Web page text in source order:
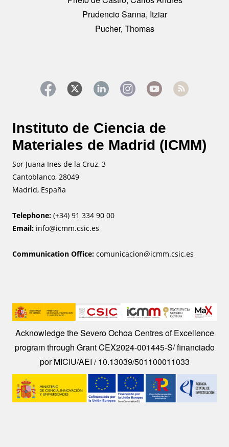
Prudencio Sanna, Itziar
Pucher, Thomas
Instituto de Ciencia de
Materiales de Madrid (ICMM)
Sor Juana Ines de la Cruz, 3
Cantoblanco, 28049
Madrid, España
Telephone: (+34) 91 334 90 00
Email: info@icmm.csic.es
Communication Office: comunicacion@icmm.csic.es
Image
Acknowledge the Severo Ochoa Centres of Excellence
program through Grant CEX2024-001445-S/ financiado
por MICIU/AEI / 10.13039/501100011033
Image